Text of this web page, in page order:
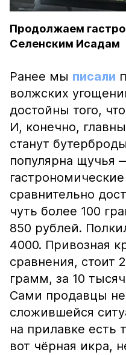
Продолжаем
Селенским Исадам
Ранее мы писали
волжских
достойны того,
И, конечно,
станут
популярна щучья
сравнительно
чуть более 100
850 рублей.
4000. Привозная
сравнения, стоит
грамм, за 10
Сами продавцы
сложившейся
на прилавке есть
вот чёрная икра,